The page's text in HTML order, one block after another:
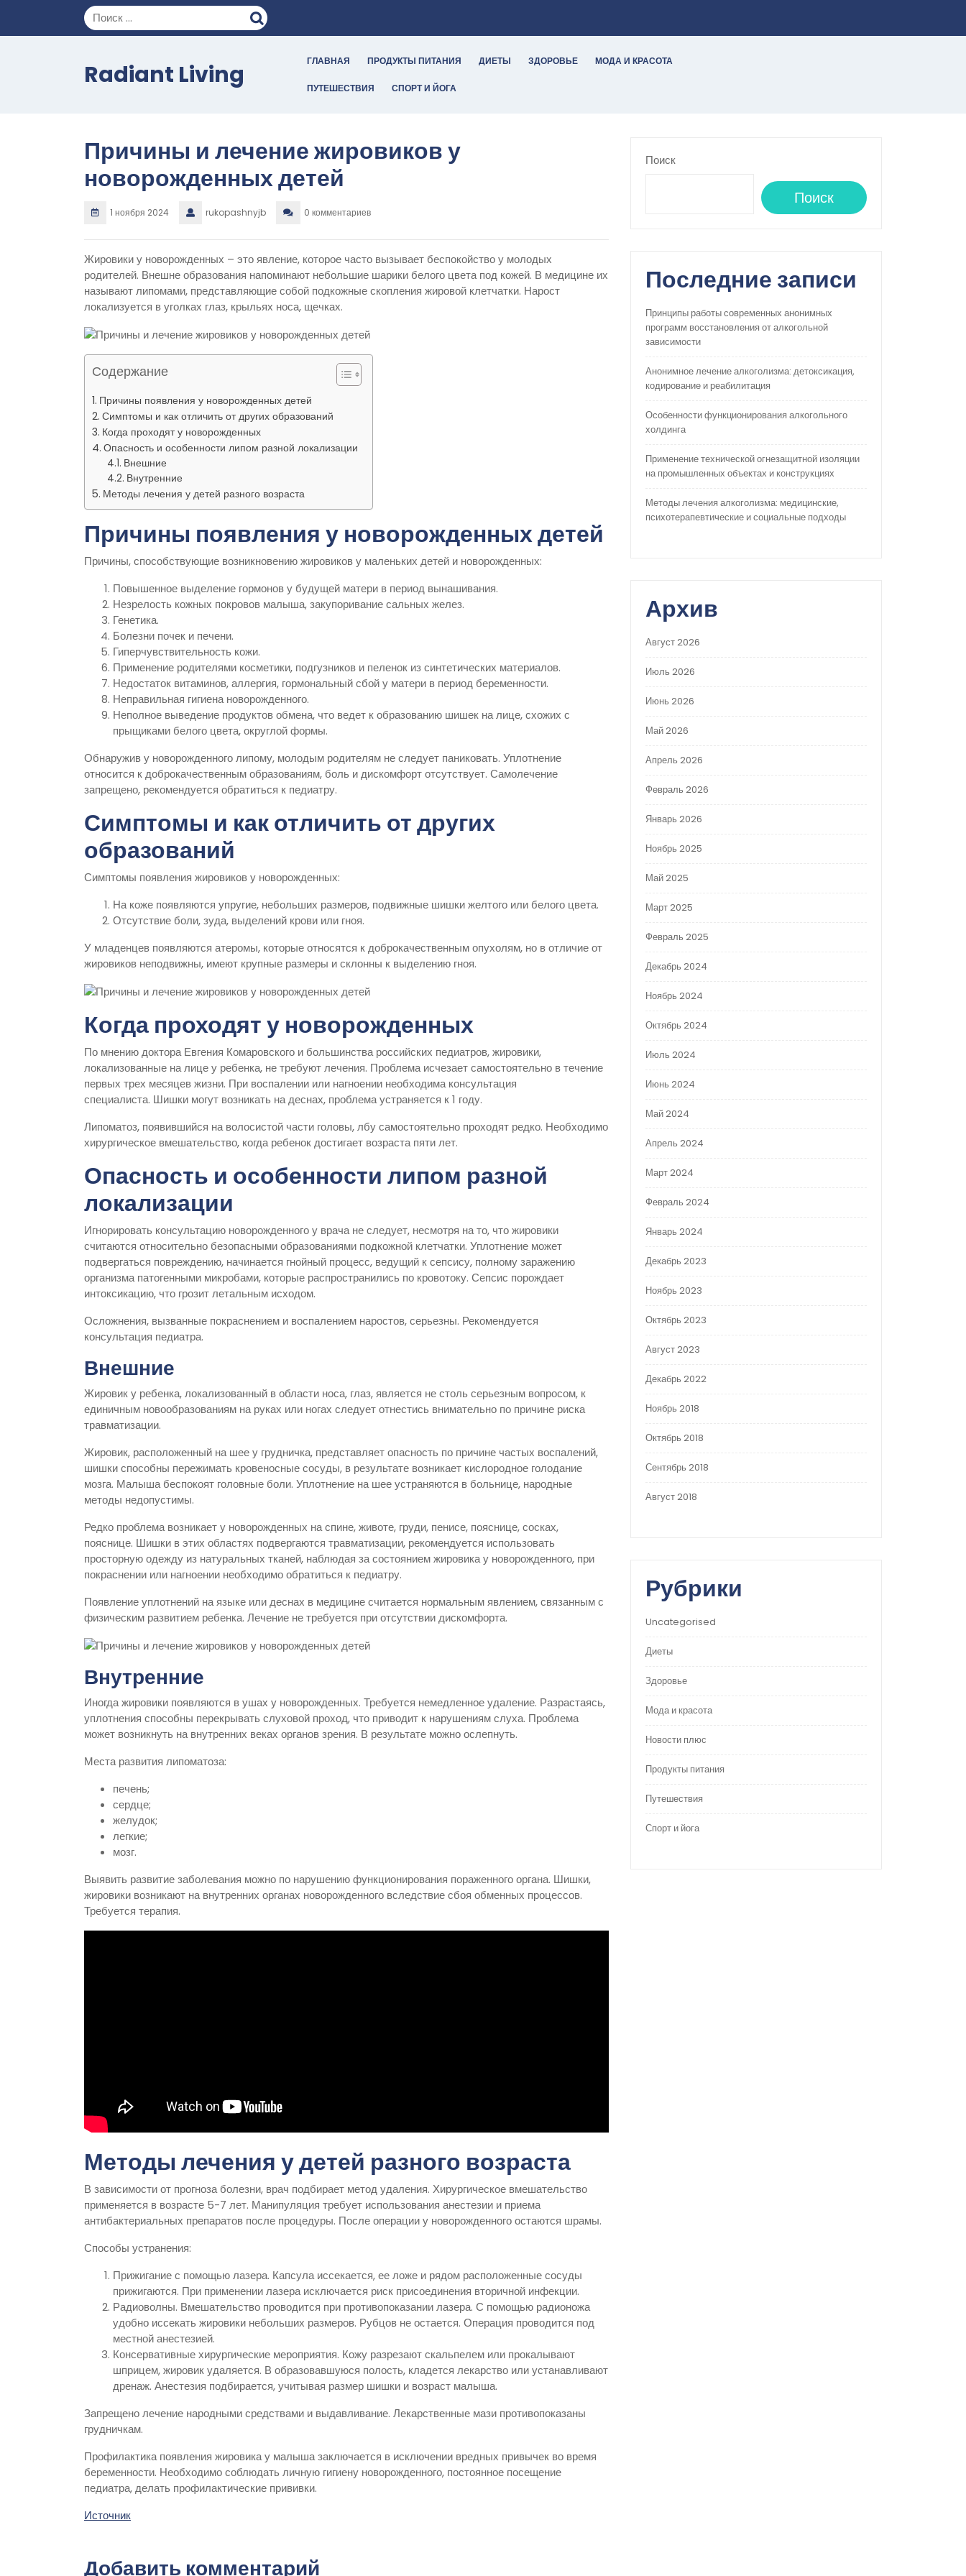
содержимому
Radiant Living ГЛАВНАЯ ПРОДУКТЫ ПИТАНИЯ ДИЕТЫ ЗДОРОВЬЕ МОДА И КРАСОТА
ПУТЕШЕСТВИЯ СПОРТ И ЙОГА
Причины и лечение жировиков у
новорожденных детей
1 ноября 2024 rukopashnyjb 0 комментариев
Жировики у новорожденных – это явление, которое часто вызывает беспокойство у молодых
родителей. Внешне образования напоминают небольшие шарики белого цвета под кожей. В медицине их
называют липомами, представляющие собой подкожные скопления жировой клетчатки. Нарост
локализуется в уголках глаз, крыльях носа, щечках.
Содержание
Причины появления у новорожденных детей
Симптомы и как отличить от других образований
Когда проходят у новорожденных
Опасность и особенности липом разной локализации
Внешние
Внутренние
Методы лечения у детей разного возраста
Причины появления у новорожденных детей
Причины, способствующие возникновению жировиков у маленьких детей и новорожденных:
Повышенное выделение гормонов у будущей матери в период вынашивания.
Незрелость кожных покровов малыша, закупоривание сальных желез.
Генетика.
Болезни почек и печени.
Гиперчувствительность кожи.
Применение родителями косметики, подгузников и пеленок из синтетических материалов.
Недостаток витаминов, аллергия, гормональный сбой у матери в период беременности.
Неправильная гигиена новорожденного.
Неполное выведение продуктов обмена, что ведет к образованию шишек на лице, схожих с
прыщиками белого цвета, округлой формы.
Обнаружив у новорожденного липому, молодым родителям не следует паниковать. Уплотнение
относится к доброкачественным образованиям, боль и дискомфорт отсутствует. Самолечение
запрещено, рекомендуется обратиться к педиатру.
Симптомы и как отличить от других
образований
Симптомы появления жировиков у новорожденных:
На коже появляются упругие, небольших размеров, подвижные шишки желтого или белого цвета.
Отсутствие боли, зуда, выделений крови или гноя.
У младенцев появляются атеромы, которые относятся к доброкачественным опухолям, но в отличие от
жировиков неподвижны, имеют крупные размеры и склонны к выделению гноя.
Когда проходят у новорожденных
По мнению доктора Евгения Комаровского и большинства российских педиатров, жировики,
локализованные на лице у ребенка, не требуют лечения. Проблема исчезает самостоятельно в течение
первых трех месяцев жизни. При воспалении или нагноении необходима консультация
специалиста. Шишки могут возникать на деснах, проблема устраняется к 1 году.
Липоматоз, появившийся на волосистой части головы, лбу самостоятельно проходят редко. Необходимо
хирургическое вмешательство, когда ребенок достигает возраста пяти лет.
Опасность и особенности липом разной
локализации
Игнорировать консультацию новорожденного у врача не следует, несмотря на то, что жировики
считаются относительно безопасными образованиями подкожной клетчатки. Уплотнение может
подвергаться повреждению, начинается гнойный процесс, ведущий к сепсису, полному заражению
организма патогенными микробами, которые распространились по кровотоку. Сепсис порождает
интоксикацию, что грозит летальным исходом.
Осложнения, вызванные покраснением и воспалением наростов, серьезны. Рекомендуется
консультация педиатра.
Внешние
Жировик у ребенка, локализованный в области носа, глаз, является не столь серьезным вопросом, к
единичным новообразованиям на руках или ногах следует отнестись внимательно по причине риска
травматизации.
Жировик, расположенный на шее у грудничка, представляет опасность по причине частых воспалений,
шишки способны пережимать кровеносные сосуды, в результате возникает кислородное голодание
мозга. Малыша беспокоят головные боли. Уплотнение на шее устраняются в больнице, народные
методы недопустимы.
Редко проблема возникает у новорожденных на спине, животе, груди, пенисе, пояснице, сосках,
пояснице. Шишки в этих областях подвергаются травматизации, рекомендуется использовать
просторную одежду из натуральных тканей, наблюдая за состоянием жировика у новорожденного, при
покраснении или нагноении необходимо обратиться к педиатру.
Появление уплотнений на языке или деснах в медицине считается нормальным явлением, связанным с
физическим развитием ребенка. Лечение не требуется при отсутствии дискомфорта.
Внутренние
Иногда жировики появляются в ушах у новорожденных. Требуется немедленное удаление. Разрастаясь,
уплотнения способны перекрывать слуховой проход, что приводит к нарушениям слуха. Проблема
может возникнуть на внутренних веках органов зрения. В результате можно ослепнуть.
Места развития липоматоза:
печень;
сердце;
желудок;
легкие;
мозг.
Выявить развитие заболевания можно по нарушению функционирования пораженного органа. Шишки,
жировики возникают на внутренних органах новорожденного вследствие сбоя обменных процессов.
Требуется терапия.
Методы лечения у детей разного возраста
В зависимости от прогноза болезни, врач подбирает метод удаления. Хирургическое вмешательство
применяется в возрасте 5-7 лет. Манипуляция требует использования анестезии и приема
антибактериальных препаратов после процедуры. После операции у новорожденного остаются шрамы.
Способы устранения:
Прижигание с помощью лазера. Капсула иссекается, ее ложе и рядом расположенные сосуды
прижигаются. При применении лазера исключается риск присоединения вторичной инфекции.
Радиоволны. Вмешательство проводится при противопоказании лазера. С помощью радионожа
удобно иссекать жировики небольших размеров. Рубцов не остается. Операция проводится под
местной анестезией.
Консервативные хирургические мероприятия. Кожу разрезают скальпелем или прокалывают
шприцем, жировик удаляется. В образовавшуюся полость, кладется лекарство или устанавливают
дренаж. Анестезия подбирается, учитывая размер шишки и возраст малыша.
Запрещено лечение народными средствами и выдавливание. Лекарственные мази противопоказаны
грудничкам.
Профилактика появления жировика у малыша заключается в исключении вредных привычек во время
беременности. Необходимо соблюдать личную гигиену новорожденного, постоянное посещение
педиатра, делать профилактические прививки.
Источник
Добавить комментарий
Поиск
Поиск
Последние записи
Принципы работы современных анонимных
программ восстановления от алкогольной
зависимости
Анонимное лечение алкоголизма: детоксикация,
кодирование и реабилитация
Особенности функционирования алкогольного
холдинга
Применение технической огнезащитной изоляции
на промышленных объектах и конструкциях
Методы лечения алкоголизма: медицинские,
психотерапевтические и социальные подходы
Архив
Август 2026
Июль 2026
Июнь 2026
Май 2026
Апрель 2026
Февраль 2026
Январь 2026
Ноябрь 2025
Май 2025
Март 2025
Февраль 2025
Декабрь 2024
Ноябрь 2024
Октябрь 2024
Июль 2024
Июнь 2024
Май 2024
Апрель 2024
Март 2024
Февраль 2024
Январь 2024
Декабрь 2023
Ноябрь 2023
Октябрь 2023
Август 2023
Декабрь 2022
Ноябрь 2018
Октябрь 2018
Сентябрь 2018
Август 2018
Рубрики
Uncategorised
Диеты
Здоровье
Мода и красота
Новости плюс
Продукты питания
Путешествия
Спорт и йога